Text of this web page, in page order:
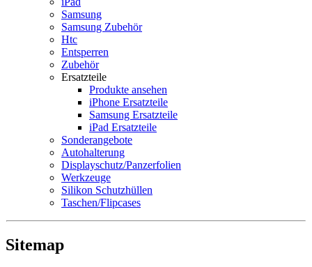
Samsung
Samsung Zubehör
Htc
Entsperren
Zubehör
Ersatzteile
Produkte ansehen
iPhone Ersatzteile
Samsung Ersatzteile
iPad Ersatzteile
Sonderangebote
Autohalterung
Displayschutz/Panzerfolien
Werkzeuge
Silikon Schutzhüllen
Taschen/Flipcases
Sitemap